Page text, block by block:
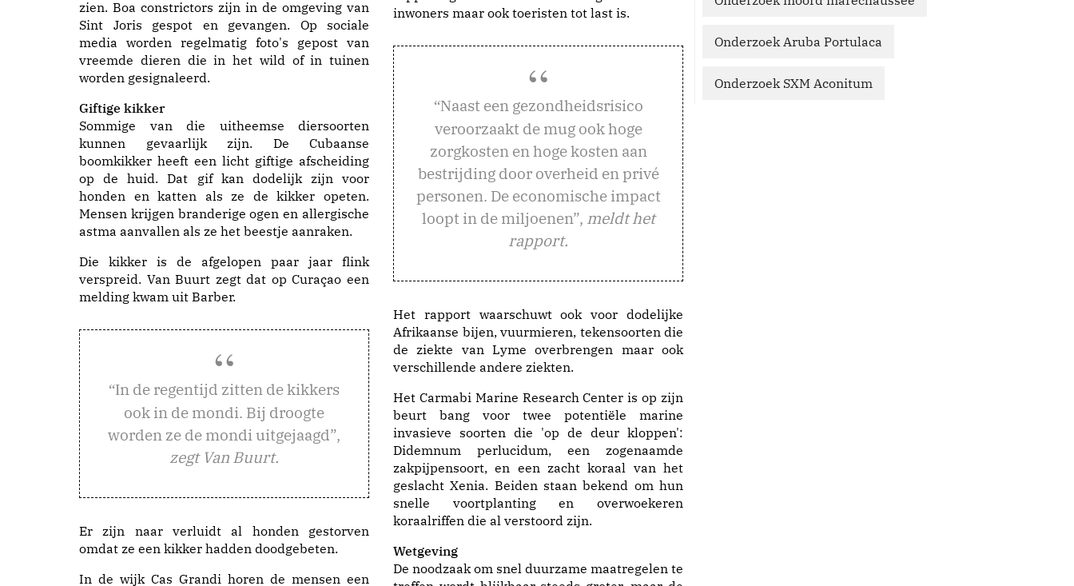
zien. Boa constrictors zijn in de omgeving van
Sint Joris gespot en gevangen. Op sociale
media worden regelmatig foto's gepost van
vreemde dieren die in het wild of in tuinen
worden gesignaleerd.
Giftige kikker
Sommige van die uitheemse diersoorten
kunnen gevaarlijk zijn. De Cubaanse
boomkikker heeft een licht giftige afscheiding
op de huid. Dat gif kan dodelijk zijn voor
honden en katten als ze de kikker opeten.
Mensen krijgen branderige ogen en allergische
astma aanvallen als ze het beestje aanraken.
Die kikker is de afgelopen paar jaar flink
verspreid. Van Buurt zegt dat op Curaçao een
melding kwam uit Barber.
“In de regentijd zitten de kikkers
ook in de mondi. Bij droogte
worden ze de mondi uitgejaagd”,
zegt Van Buurt.
Er zijn naar verluidt al honden gestorven
omdat ze een kikker hadden doodgebeten.
In de wijk Cas Grandi horen de mensen een
inwoners maar ook toeristen tot last is.
“Naast een gezondheidsrisico
veroorzaakt de mug ook hoge
zorgkosten en hoge kosten aan
bestrijding door overheid en privé
personen. De economische impact
loopt in de miljoenen”, meldt het
rapport.
Het rapport waarschuwt ook voor dodelijke
Afrikaanse bijen, vuurmieren, tekensoorten die
de ziekte van Lyme overbrengen maar ook
verschillende andere ziekten.
Het Carmabi Marine Research Center is op zijn
beurt bang voor twee potentiële marine
invasieve soorten die 'op de deur kloppen':
Didemnum perlucidum, een zogenaamde
zakpijpensoort, en een zacht koraal van het
geslacht Xenia. Beiden staan bekend om hun
snelle voortplanting en overwoekeren
koraalriffen die al verstoord zijn.
Wetgeving
De noodzaak om snel duurzame maatregelen te
Onderzoek Aruba Portulaca
Onderzoek SXM Aconitum